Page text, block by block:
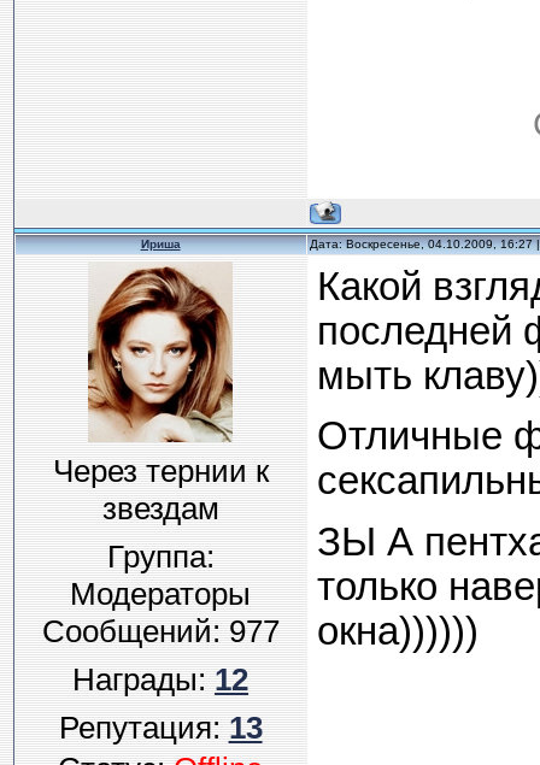
Ириша Дата: Воскресенье, 04.10.2009,
Через тернии к
звездам
Группа:
Модераторы
Сообщений:977
Награды:12
Репутация:13
Какой
последней
мыть
Отличные
ЗЫ А
только
окна))))))